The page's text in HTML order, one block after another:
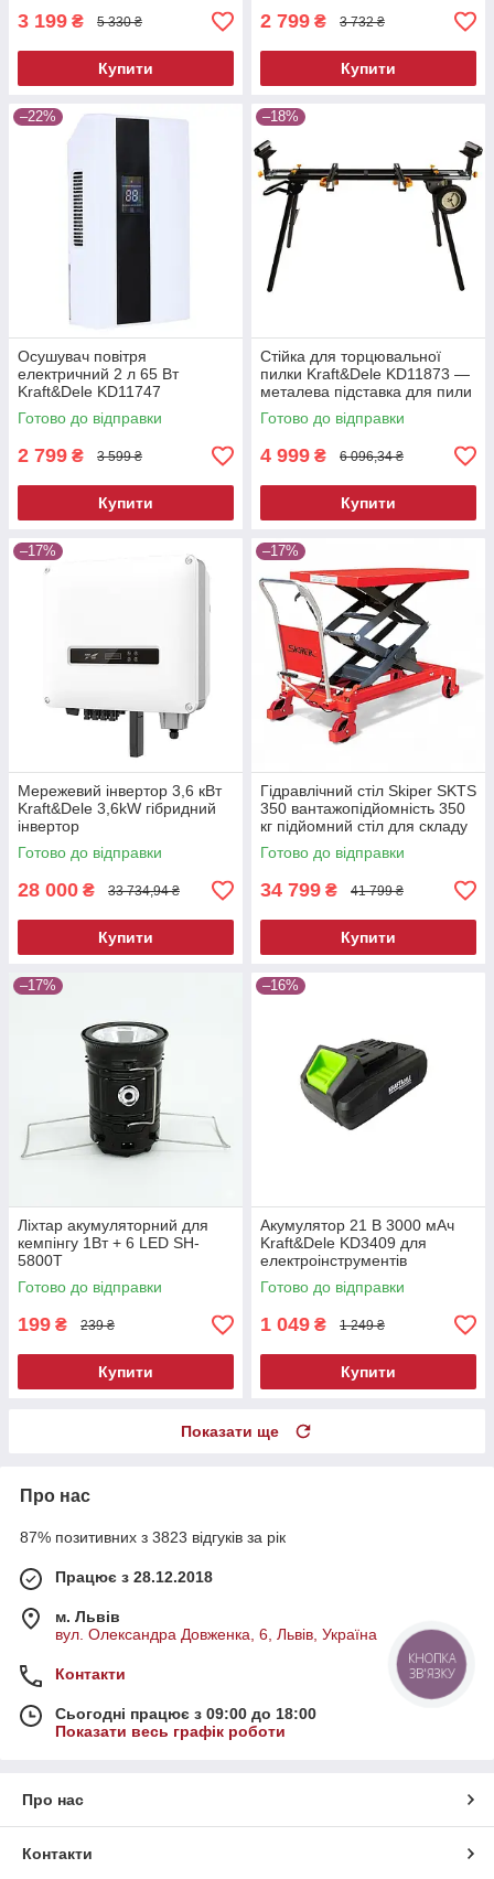
3 199 ₴ 5 330 ₴
Купити
2 799 ₴ 3 732 ₴
Купити
–22%
Осушувач повітря
електричний 2 л 65 Вт
Kraft&Dele KD11747
побутовий вологопоглинач
Готово до відправки
2 799 ₴ 3 599 ₴
Купити
–18%
Стійка для торцювальної
пилки Kraft&Dele KD11873 —
металева підставка для пили
Готово до відправки
4 999 ₴ 6 096,34 ₴
Купити
–17%
Мережевий інвертор 3,6 кВт
Kraft&Dele 3,6kW гібридний
інвертор
Готово до відправки
28 000 ₴ 33 734,94 ₴
Купити
–17%
Гідравлічний стіл Skiper SKTS
350 вантажопідйомність 350
кг підйомний стіл для складу
та СТО
Готово до відправки
34 799 ₴ 41 799 ₴
Купити
–17%
Ліхтар акумуляторний для
кемпінгу 1Вт + 6 LED SH-
5800T
Готово до відправки
199 ₴ 239 ₴
Купити
–16%
Акумулятор 21 В 3000 мАч
Kraft&Dele KD3409 для
електроінструментів
Готово до відправки
1 049 ₴ 1 249 ₴
Купити
Показати ще
Про нас
87% позитивних з 3823 відгуків за рік
Працює з 28.12.2018
м. Львів
вул. Олександра Довженка, 6, Львів, Україна
Контакти
Сьогодні працює з 09:00 до 18:00
Показати весь графік роботи
Про нас
Контакти
КНОПКА
ЗВ'ЯЗКУ